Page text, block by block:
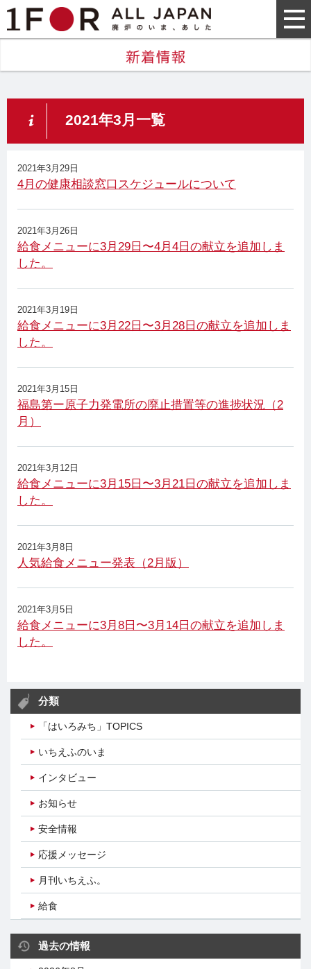
2021年3月一覧
2021年3月29日
4月の健康相談窓口スケジュールについて
2021年3月26日
給食メニューに3月29日〜4月4日の献立を追加しま
した。
2021年3月19日
給食メニューに3月22日〜3月28日の献立を追加しま
した。
2021年3月15日
福島第ー原子力発電所の廃止措置等の進捗状況（2
月）
2021年3月12日
給食メニューに3月15日〜3月21日の献立を追加しま
した。
2021年3月8日
人気給食メニュー発表（2月版）
2021年3月5日
給食メニューに3月8日〜3月14日の献立を追加しま
した。
分類
「はいろみち」TOPICS
いちえふのいま
インタビュー
お知らせ
安全情報
応援メッセージ
月刊いちえふ。
給食
過去の情報